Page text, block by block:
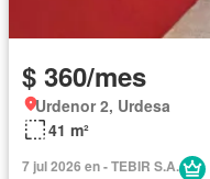
$ 360/mes
Urdenor 2, Urdesa
41 m²
7 jul 2026 en - TEBIR S.A.